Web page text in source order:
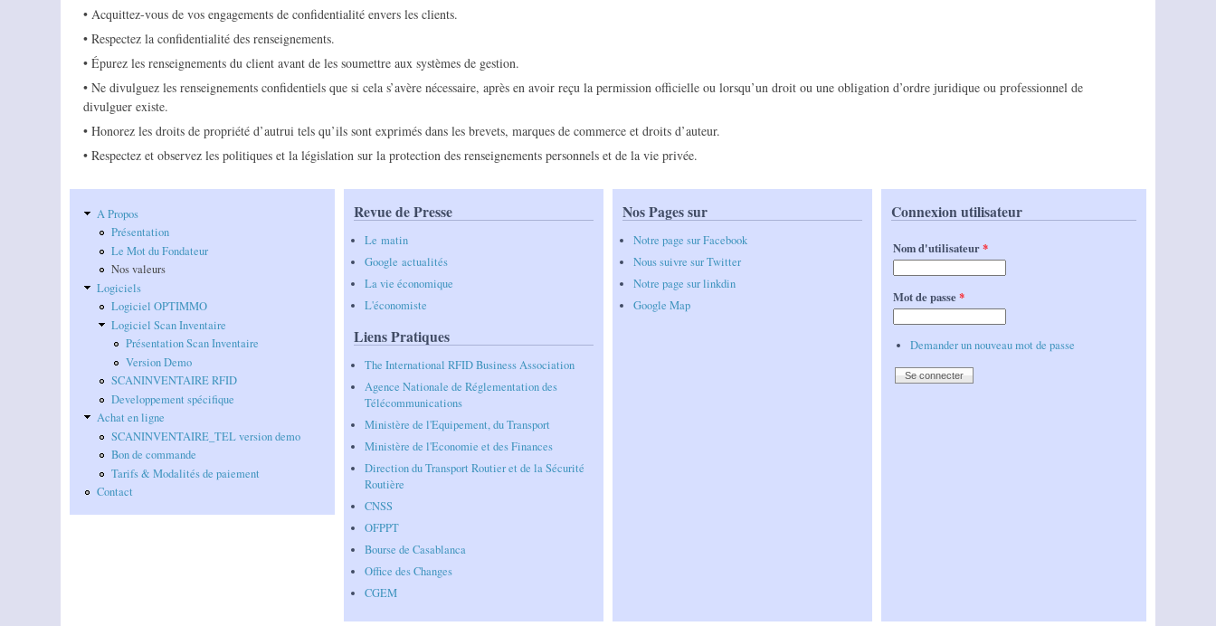
• Acquittez-vous de vos engagements de confidentialité envers les clients.
• Respectez la confidentialité des renseignements.
• Épurez les renseignements du client avant de les soumettre aux systèmes de gestion.
• Ne divulguez les renseignements confidentiels que si cela s’avère nécessaire, après en avoir reçu la permission officielle ou lorsqu’un droit ou une obligation d’ordre juridique ou professionnel de
divulguer existe.
• Honorez les droits de propriété d’autrui tels qu’ils sont exprimés dans les brevets, marques de commerce et droits d’auteur.
• Respectez et observez les politiques et la législation sur la protection des renseignements personnels et de la vie privée.
A Propos
Présentation
Le Mot du Fondateur
Nos valeurs
Logiciels
Logiciel OPTIMMO
Logiciel Scan Inventaire
Présentation Scan Inventaire
Version Demo
SCANINVENTAIRE RFID
Developpement spécifique
Achat en ligne
SCANINVENTAIRE_TEL version demo
Bon de commande
Tarifs & Modalités de paiement
Contact
Revue de Presse
Le matin
Google actualités
La vie économique
L'économiste
Liens Pratiques
The International RFID Business Association
Agence Nationale de Réglementation des
Télécommunications
Ministère de l'Equipement, du Transport
Ministère de l'Economie et des Finances
Direction du Transport Routier et de la Sécurité
Routière
CNSS
OFPPT
Bourse de Casablanca
Office des Changes
CGEM
Nos Pages sur
Notre page sur Facebook
Nous suivre sur Twitter
Notre page sur linkdin
Google Map
Connexion utilisateur
Nom d'utilisateur*
Mot de passe*
Demander un nouveau mot de passe